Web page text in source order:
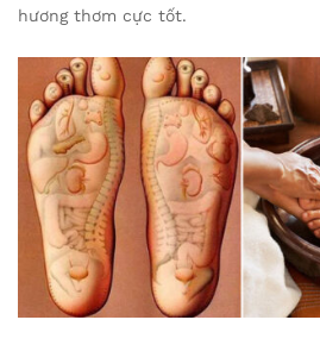
hương thơm cực tốt.